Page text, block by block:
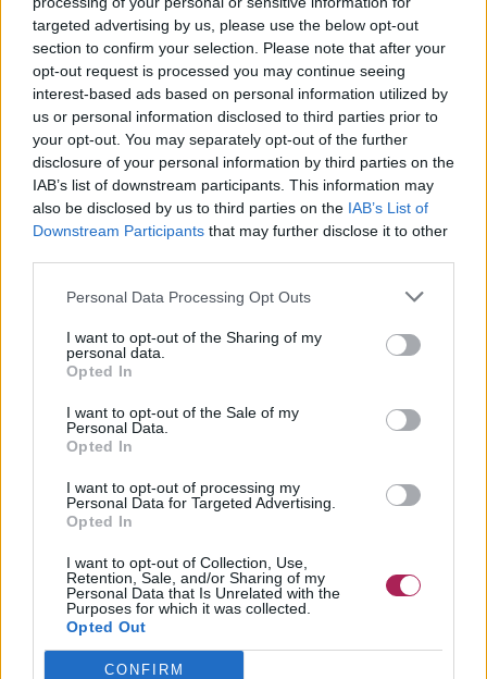
targeted advertising by us, please use the below opt-out
section to confirm your selection. Please note that after your
opt-out request is processed you may continue seeing
interest-based ads based on personal information utilized by
us or personal information disclosed to third parties prior to
your opt-out. You may separately opt-out of the further
disclosure of your personal information by third parties on the
IAB’s list of downstream participants. This information may
also be disclosed by us to third parties on the IAB’s List of
Downstream Participants that may further disclose it to other
Personal Data Processing Opt Outs
I want to opt-out of the Sharing of my
personal data.
Opted In
I want to opt-out of the Sale of my
Personal Data.
Opted In
I want to opt-out of processing my
Personal Data for Targeted Advertising.
Opted In
I want to opt-out of Collection, Use,
Retention, Sale, and/or Sharing of my
Personal Data that Is Unrelated with the
Purposes for which it was collected.
Opted Out
CONFIRM
brutte sorprese, è consigliabile affidarsi ad un vero
professionista. Accertati dunque di avere a che fare con un
esperto, chiedi informazioni a chi si è già sottoposto alle
estensioni presso quel salone, osserva le foto delle
realizzazioni ottenute dal parrucchiere e valuta con molta
attenzione. Le estensioni vanno applicate e seguite con
molta competenza. E, soprattutto, sono un trattamento molto
costoso. Dunque, non farti problemi quando dovrai scegliere
il parrucchiere e valutare le varie possibilità: il prezzo che
pagherai ti autorizza a farli lavorare a lungo per te!
©hairfinder.com